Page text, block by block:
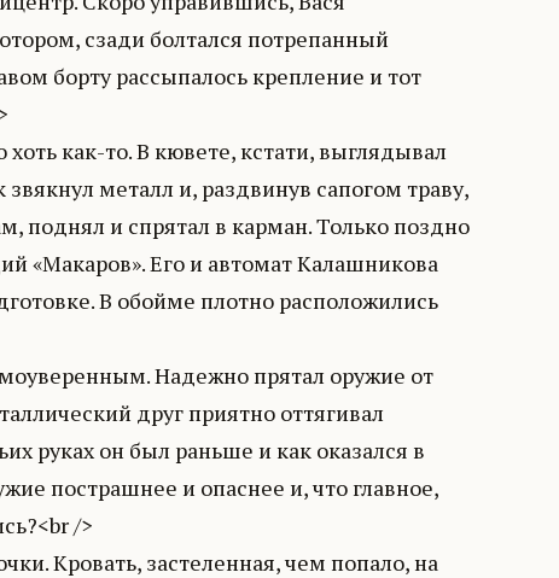
сзади болтался потрепанный
борту рассыпалось крепление и тот
как-то. В кювете, кстати, выглядывал
металл и, раздвинув сапогом траву,
поднял и спрятал в карман. Только поздно
«Макаров». Его и автомат Калашникова
В обойме плотно расположились
Надежно прятал оружие от
друг приятно оттягивал
руках он был раньше и как оказался в
пострашнее и опаснее и, что главное,
/>
Кровать, застеленная, чем попало, на